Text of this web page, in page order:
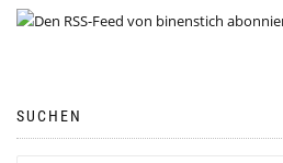
SUCHEN